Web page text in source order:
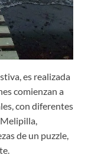
es realizada
comienzan a
con diferentes
de un puzzle,